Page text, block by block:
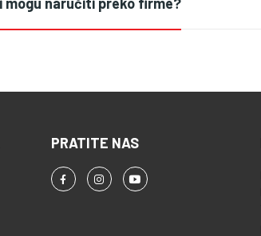
mogu naručiti preko firme?
PRATITE NAS